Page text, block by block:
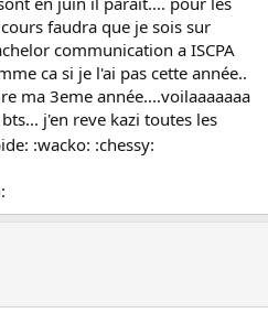
faudra que je sois sur
communication a ISCPA
ca si je l'ai pas cette année..
ma 3eme année....voilaaaaaaa
j'en reve kazi toutes les
:wacko: :chessy: